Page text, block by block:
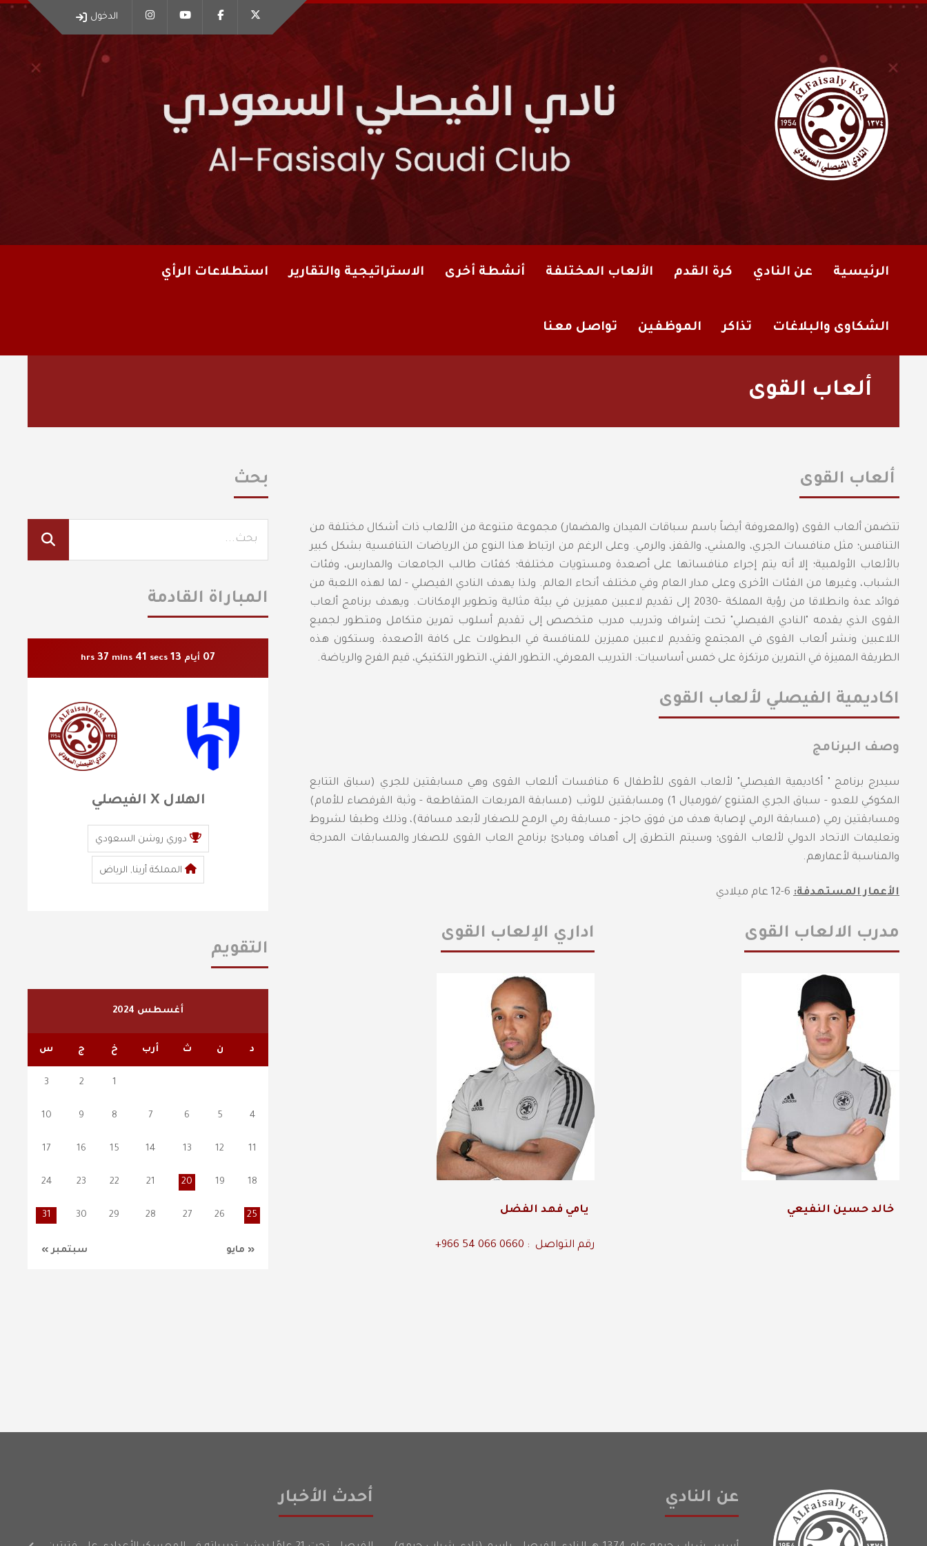
الدخول
الرئيسية عن النادي كرة القدم الألعاب المختلفة أنشطة أخرى الاستراتيجية والتقارير استطلاعات الرأي
الشكاوى والبلاغات تذاكر الموظفين تواصل معنا
ألعاب القوى
ألعاب القوى
تتضمن ألعاب القوى (والمعروفة أيضاً باسم سباقات الميدان والمضمار) مجموعة متنوعة من الألعاب ذات أشكال مختلفة من
التنافس؛ مثل منافسات الجري، والمشي، والقفز، والرمي. وعلى الرغم من ارتباط هذا النوع من الرياضات التنافسية بشكل كبير
بالألعاب الأولمبية؛ إلا أنه يتم إجراء منافساتها على أصعدة ومستويات مختلفة؛ كفئات طالب الجامعات والمدارس، وفئات
الشباب، وغيرها من الفئات الأخرى وعلى مدار العام وفي مختلف أنحاء العالم. ولذا يهدف النادي الفيصلي - لما لهذه اللعبة من
فوائد عدة وانطلاقا من رؤية المملكة -2030 إلى تقديم لاعبين مميزين في بيئة مثالية وتطوير الإمكانات. ويهدف برنامج ألعاب
القوى الذي يقدمه "النادي الفيصلي" تحت إشراف وتدريب مدرب متخصص إلى تقديم أسلوب تمرين متكامل ومتطور لجميع
اللاعبين ونشر ألعاب القوى في المجتمع وتقديم لاعبين مميزين للمنافسة في البطولات على كافة الأصعدة. وستكون هذه
الطريقة المميزة في التمرين مرتكزة على خمس أساسيات: التدريب المعرفي، التطور الفني، التطور التكتيكي، قيم الفرح والرياضة.
اكاديمية الفيصلي لألعاب القوى
وصف البرنامج
سيدرج برنامج " أكاديمية الفيصلي" لألعاب القوى للأطفال 6 منافسات أللعاب القوى وهي مسابقتين للجري (سباق التتابع
المكوكي للعدو - سباق الجري المتنوع /فورميال 1) ومسابقتين للوثب (مسابقة المربعات المتقاطعة - وثبة القرفصاء للأمام)
ومسابقتين رمي (مسابقة الرمي لإصابة هدف من فوق حاجز - مسابقة رمي الرمح للصغار لأبعد مسافة)، وذلك وطبقا لشروط
وتعليمات الاتحاد الدولي لألعاب القوى؛ وسيتم التطرق إلى أهداف ومبادئ برنامج العاب القوى للصغار والمسابقات المدرجة
والمناسبة لأعمارهم.
الأعمار المستهدفة:
مدرب الالعاب القوى اداري الإلعاب القوى
خالد حسين النفيعي يامي فهد الفضل
رقم التواصل : 0660 066 54 966+
بحث
المباراة القادمة
07 أيام 13
hrs 37 mins 39 secs
الهلال X الفيصلي
دوري روشن السعودي
المملكة أرينا, الرياض
التقويم
أغسطس 2024
د ن ث أرب خ ج س
« مايو سبتمبر »
1
2
3
4
5
6
7
8
9
10
11
12
13
14
15
16
17
18
19
20
21
22
23
24
25
26
27
28
29
30
31
عن النادي أحدث الأخبار